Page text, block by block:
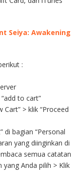
Seiya: Awakening
:
to cart”
> klik “Proceed
di bagian “Personal
yang diinginkan di
semua catatan
Anda pilih > Klik